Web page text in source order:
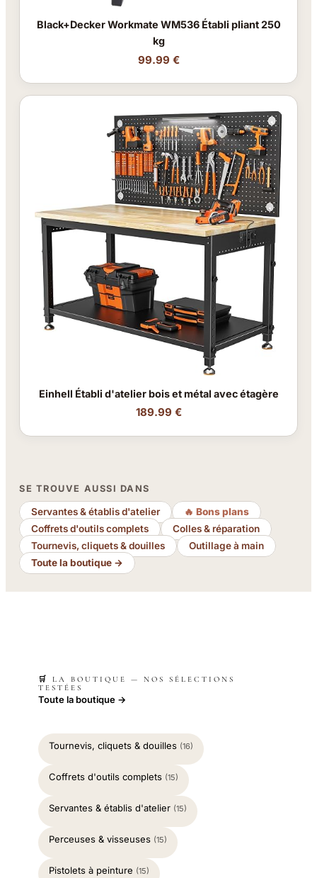
Black+Decker Workmate WM536 Établi pliant 250
kg
99.99 €
Einhell Établi d'atelier bois et métal avec étagère
189.99 €
SE TROUVE AUSSI DANS
Servantes & établis d'atelier
🔥 Bons plans
Coffrets d'outils complets
Colles & réparation
Tournevis, cliquets & douilles
Outillage à main
Toute la boutique →
🛒 LA BOUTIQUE — NOS SÉLECTIONS
TESTÉES
Toute la boutique →
Tournevis, cliquets & douilles (16)
Coffrets d'outils complets (15)
Servantes & établis d'atelier (15)
Perceuses & visseuses (15)
Pistolets à peinture (15)